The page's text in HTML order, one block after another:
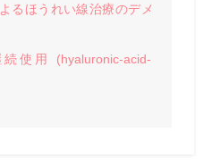
るほうれい線治療のデメ
使用 (hyaluronic-acid-